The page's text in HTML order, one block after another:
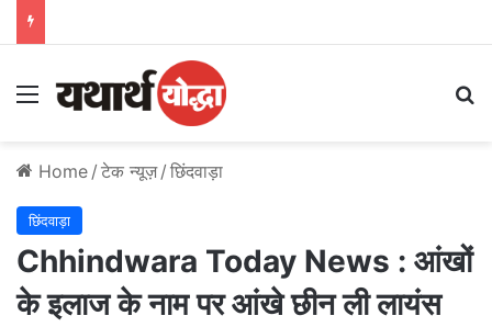
Menu
Home / टेक न्यूज़ / छिंदवाड़ा
छिंदवाड़ा
Chhindwara Today News : आंखों
के इलाज के नाम पर आंखे छीन ली लायंस